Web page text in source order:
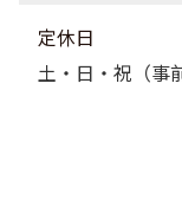
定休日
土・日・祝（事